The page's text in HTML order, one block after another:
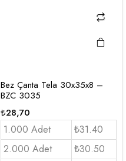
Bez Çanta Tela 30x35x8 –
BZC 3035
₺28,70
1.000 Adet
₺31.40
2.000 Adet
₺30.50